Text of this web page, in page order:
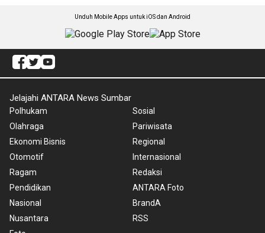
Unduh Mobile Apps untuk iOS dan Android
Jelajahi ANTARA News Sumbar
Polhukam
Olahraga
Ekonomi Bisnis
Otomotif
Ragam
Pendidikan
Nasional
Nusantara
Sosial
Pariwisata
Regional
Internasional
Redaksi
ANTARA Foto
BrandA
RSS